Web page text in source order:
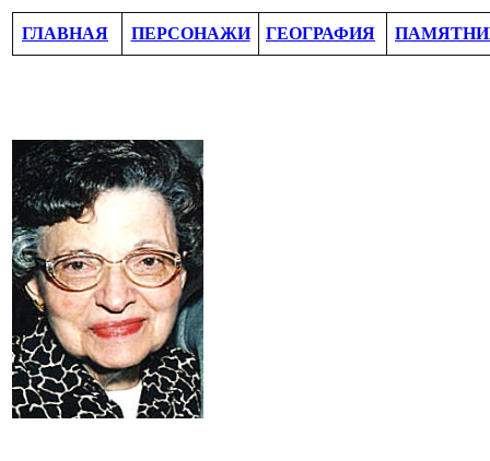
ГЛАВНАЯ ПЕРСОНАЖИ ГЕОГРАФИЯ